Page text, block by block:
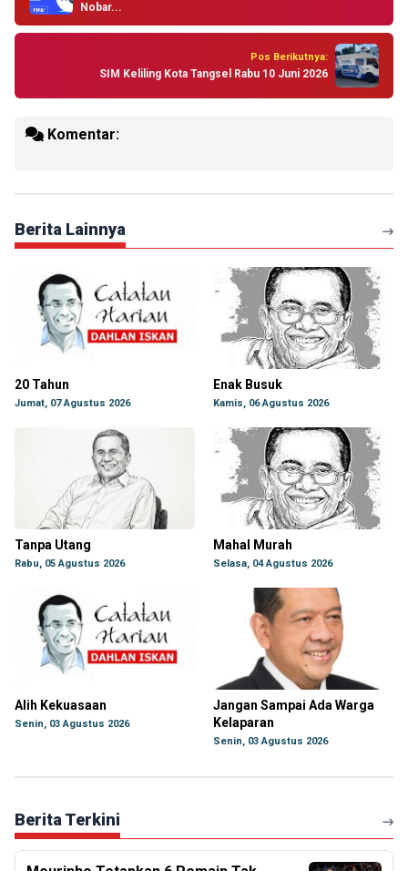
Nobar...
Pos Berikutnya:
SIM Keliling Kota Tangsel Rabu 10 Juni 2026
Komentar:
Berita Lainnya
20 Tahun
Jumat, 07 Agustus 2026
Enak Busuk
Kamis, 06 Agustus 2026
Tanpa Utang
Rabu, 05 Agustus 2026
Mahal Murah
Selasa, 04 Agustus 2026
Alih Kekuasaan
Senin, 03 Agustus 2026
Jangan Sampai Ada Warga
Kelaparan
Senin, 03 Agustus 2026
Berita Terkini